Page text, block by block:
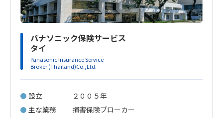
パナソニック保険サービス
タイ
Panasonic Insurance Service
Broker (Thailand)Co.,Ltd.
設立
２００５年
主な業務
損害保険ブローカー